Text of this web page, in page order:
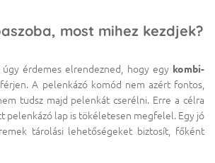
most mihez kezdjek?
úgy érdemes elrendezned, hogy egy kombi-
A pelenkázó komód nem azért fontos,
tudsz majd pelenkát cserélni. Erre a célra
pelenkázó lap is tökéletesen megfelel. Egy jó
tárolási lehetőségeket biztosít, főként